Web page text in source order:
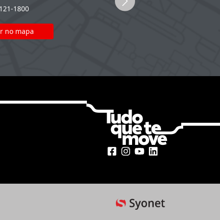
1800
no mapa
(51) 2121-1800